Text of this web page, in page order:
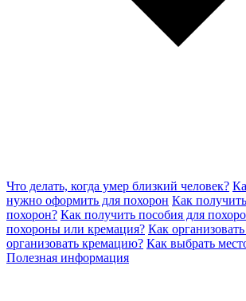
Что делать, когда умер близкий человек?
нужно оформить для похорон Как
похорон? Как получить пособия для
похороны или кремация? Как
организовать кремацию? Как выбрать
Полезная информация